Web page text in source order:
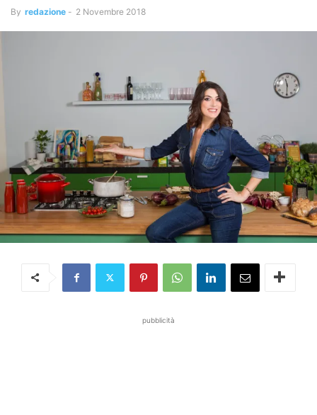
By redazione - 2 Novembre 2018
pubblicità